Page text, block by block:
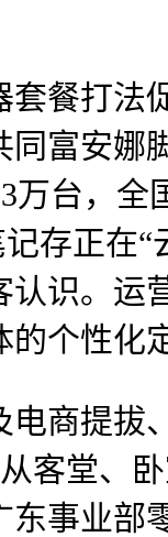
餐打法
富安娜
万台，全
存正在“
识。运
个性化
商提拔
客堂、
事业部